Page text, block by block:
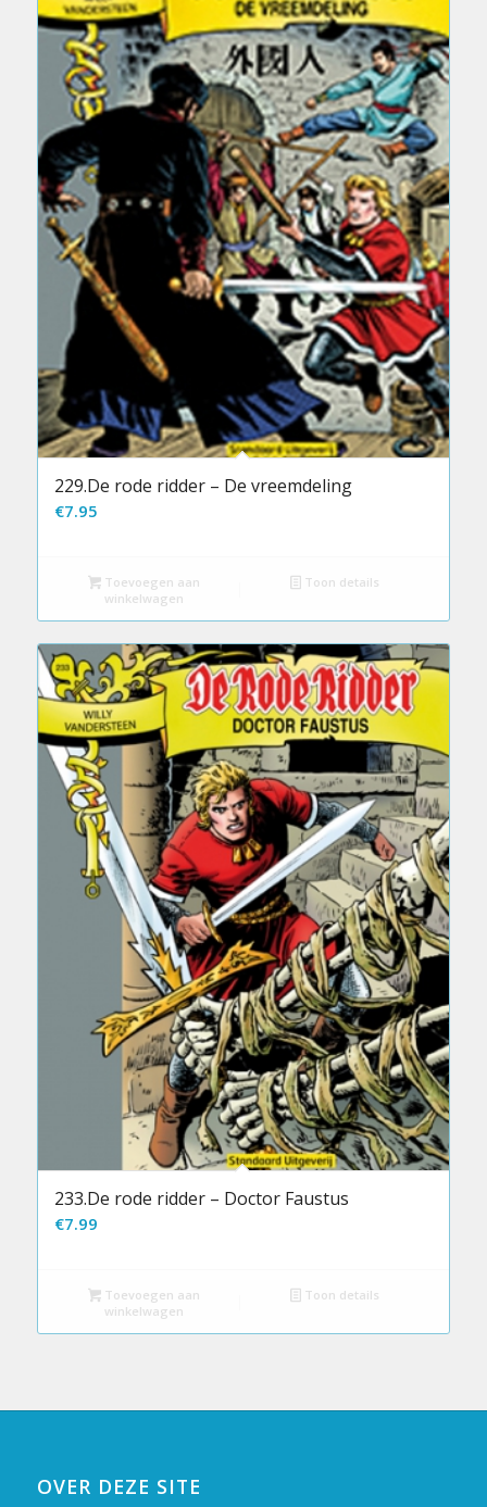
229.De rode ridder – De vreemdeling
€7.95
Toevoegen aan
winkelwagen
Toon details
233.De rode ridder – Doctor Faustus
€7.99
Toevoegen aan
winkelwagen
Toon details
OVER DEZE SITE